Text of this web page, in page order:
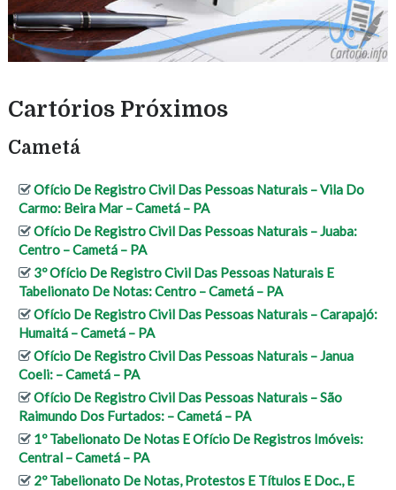
Cartórios Próximos
Cametá
Ofício De Registro Civil Das Pessoas Naturais – Vila Do
Carmo: Beira Mar – Cametá – PA
Ofício De Registro Civil Das Pessoas Naturais – Juaba:
Centro – Cametá – PA
3º Ofício De Registro Civil Das Pessoas Naturais E
Tabelionato De Notas: Centro – Cametá – PA
Ofício De Registro Civil Das Pessoas Naturais – Carapajó:
Humaitá – Cametá – PA
Ofício De Registro Civil Das Pessoas Naturais – Janua
Coeli: – Cametá – PA
Ofício De Registro Civil Das Pessoas Naturais – São
Raimundo Dos Furtados: – Cametá – PA
1º Tabelionato De Notas E Ofício De Registros Imóveis:
Central – Cametá – PA
2º Tabelionato De Notas, Protestos E Títulos E Doc., E